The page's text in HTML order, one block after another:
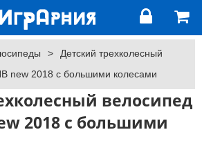
>
Детский трехколесный
new 2018 с большими колесами
велосипед
2018 с большими